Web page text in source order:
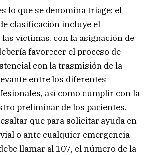
lo que se denomina triage: el
clasificación incluye el
las víctimas, con la asignación de
favorecer el proceso de
con la trasmisión de la
entre los diferentes
así como cumplir con la
preliminar de los pacientes.
que para solicitar ayuda en
o ante cualquier emergencia
llamar al 107, el número de la